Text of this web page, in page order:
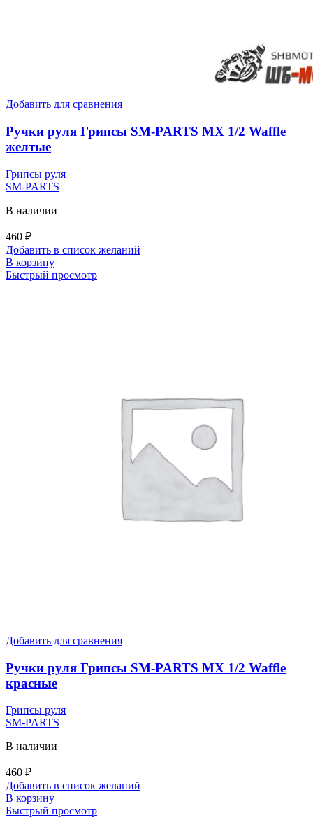
Добавить для сравнения
Ручки руля Грипсы SM-PARTS MX 1/2 Waffle
желтые
Грипсы руля
SM-PARTS
В наличии
460 ₽
Добавить в список желаний
В корзину
Быстрый просмотр
Добавить для сравнения
Ручки руля Грипсы SM-PARTS MX 1/2 Waffle
красные
Грипсы руля
SM-PARTS
В наличии
460 ₽
Добавить в список желаний
В корзину
Быстрый просмотр